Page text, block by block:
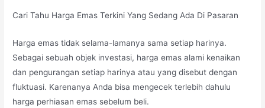
Cari Tahu Harga Emas Terkini Yang Sedang Ada Di Pasaran
Harga emas tidak selama-lamanya sama setiap harinya.
Sebagai sebuah objek investasi, harga emas alami kenaikan
dan pengurangan setiap harinya atau yang disebut dengan
fluktuasi. Karenanya Anda bisa mengecek terlebih dahulu
harga perhiasan emas sebelum beli.